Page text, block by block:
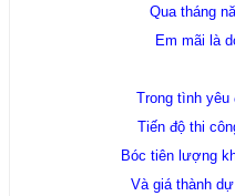
Qua tháng
Em mãi là
Trong tình
Tiến độ thi
Bóc tiên lượng
Và giá thành